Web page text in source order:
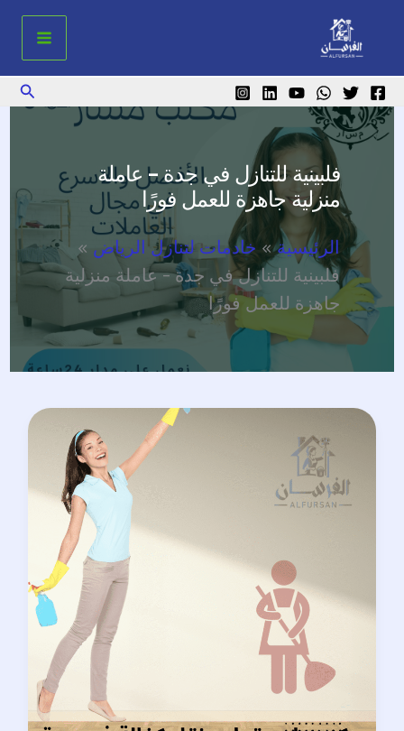
فلبينية للتنازل في جدة – عاملة
منزلية جاهزة للعمل فورًا
الرئيسية
خادمات لتنازل الرياض
فلبينية للتنازل في جدة – عاملة منزلية
جاهزة للعمل فورًا
استقدام
ونقل
كفالة